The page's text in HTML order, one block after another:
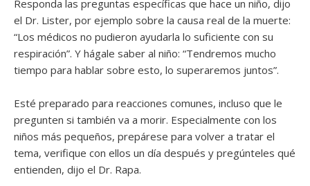
Responda las preguntas específicas que hace un niño, dijo
el Dr. Lister, por ejemplo sobre la causa real de la muerte:
“Los médicos no pudieron ayudarla lo suficiente con su
respiración”. Y hágale saber al niño: “Tendremos mucho
tiempo para hablar sobre esto, lo superaremos juntos”.
Esté preparado para reacciones comunes, incluso que le
pregunten si también va a morir. Especialmente con los
niños más pequeños, prepárese para volver a tratar el
tema, verifique con ellos un día después y pregúnteles qué
entienden, dijo el Dr. Rapa.